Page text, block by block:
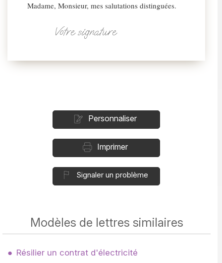
Madame, Monsieur, mes salutations distinguées.
Votre signature
Personnaliser
Imprimer
Signaler un problème
Modèles de lettres similaires
Résilier un contrat d'électricité